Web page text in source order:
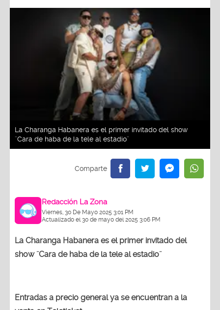
La Charanga Habanera es el primer invitado del show
¨Cara de haba de la tele al estadio¨
Redacción La Zona
Viernes, 30 De Mayo 2025 3:01 PM
Actualizado el 30 de mayo del 2025 3:06 PM
La Charanga Habanera es el primer invitado del
show ¨Cara de haba de la tele al estadio¨
Entradas a precio general ya se encuentran a la